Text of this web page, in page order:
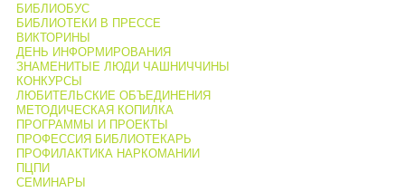
БИБЛИОБУС
БИБЛИОТЕКИ В ПРЕССЕ
ВИКТОРИНЫ
ДЕНЬ ИНФОРМИРОВАНИЯ
ЗНАМЕНИТЫЕ ЛЮДИ ЧАШНИЧЧИНЫ
КОНКУРСЫ
ЛЮБИТЕЛЬСКИЕ ОБЪЕДИНЕНИЯ
МЕТОДИЧЕСКАЯ КОПИЛКА
ПРОГРАММЫ И ПРОЕКТЫ
ПРОФЕССИЯ БИБЛИОТЕКАРЬ
ПРОФИЛАКТИКА НАРКОМАНИИ
ПЦПИ
СЕМИНАРЫ